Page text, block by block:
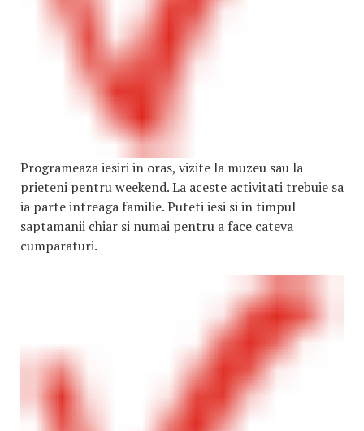
Programeaza iesiri in oras, vizite la muzeu sau la
prieteni pentru weekend. La aceste activitati trebuie sa
ia parte intreaga familie. Puteti iesi si in timpul
saptamanii chiar si numai pentru a face cateva
cumparaturi.